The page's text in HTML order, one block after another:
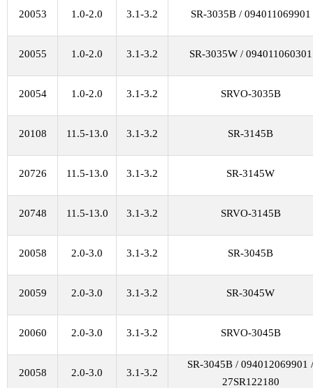
20053 1.0-2.0 3.1-3.2 SR-3035B / 094011069901
20055 1.0-2.0 3.1-3.2 SR-3035W / 094011060301
20054 1.0-2.0 3.1-3.2 SRVO-3035B
20108 11.5-13.0 3.1-3.2 SR-3145B
20726 11.5-13.0 3.1-3.2 SR-3145W
20748 11.5-13.0 3.1-3.2 SRVO-3145B
20058 2.0-3.0 3.1-3.2 SR-3045B
20059 2.0-3.0 3.1-3.2 SR-3045W
20060 2.0-3.0 3.1-3.2 SRVO-3045B
20058 2.0-3.0 3.1-3.2
SR-3045B / 094012069901 /
27SR122180